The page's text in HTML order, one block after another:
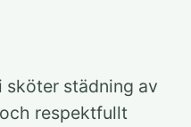
städning av
respektfullt